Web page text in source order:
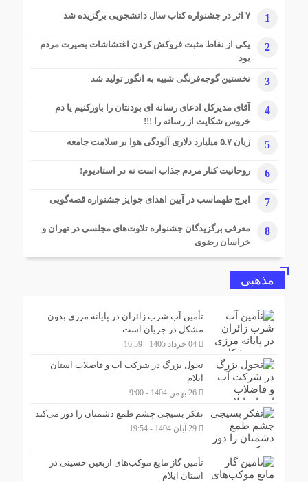
1 ۷ اثر در جشنواره کتاب سال دانشجویی برگزیده شد
2
یکی از نقاط مثبت فروکش کردن اغتشاشات بصیرت مردم
بود
3 نخستین گوجه‌فرنگی شبیه به انگور تولید شد
4
آقای مدیرکل ادعای رسانه ای بودنتان را باورکنیم یا دم
خروس شکایت از رسانه را !!!
5 زیان ۵.۷ میلیارد دلاری آلودگی هوا بر سلامت جامعه
6 روحانیت کنار مردم جذاب است نه در استادیوم!
7 ایرج طهماسب در آیین اهدای جوایز جشنواره قصه‌گویی
8
معرفی برگزیدگان جشنواره تلاوت‌های مجلسی در تهران و
خراسان رضوی
مذهبی
تأمین آب شرب زائران در پایانه مرزی بدون
مشکل در جریان است
04 خرداد 1405 - 16:59
تحول بزرگ در شرکت آب و فاضلاب استان
ایلام
26 بهمن 1404 - 9:00
تفکر بسیجی چشم طمع دشمنان را دور می‌کند
29 آبان 1404 - 19:54
تأمین گاز مایع موکب‌هاى اربعین حسینى در
استان ایلام